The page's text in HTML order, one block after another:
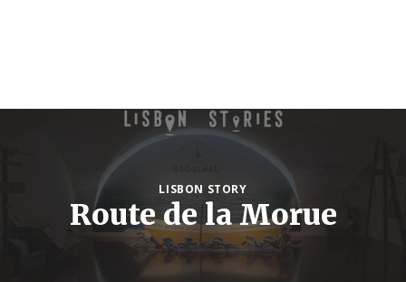
LISBON STORY
Route de la Morue